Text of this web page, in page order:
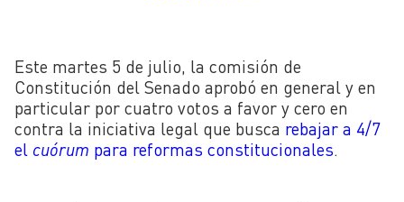
Este martes 5 de julio, la comisión de
Constitución del Senado aprobó en general y en
particular por cuatro votos a favor y cero en
contra la iniciativa legal que busca rebajar a 4/7
el cuórum para reformas constitucionales